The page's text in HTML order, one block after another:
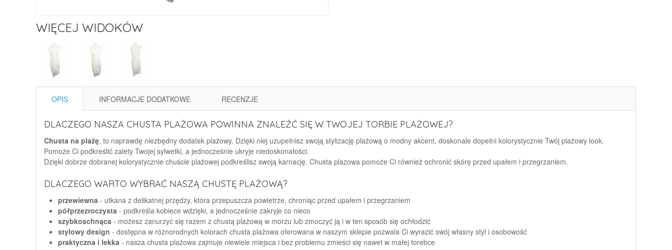
WIĘCEJ WIDOKÓW
OPIS INFORMACJE DODATKOWE RECENZJE
DLACZEGO NASZA CHUSTA PLAŻOWA POWINNA ZNALEŹĆ SIĘ W TWOJEJ TORBIE PLAŻOWEJ?
Chusta na plażę, to naprawdę niezbędny dodatek plażowy. Dzięki niej uzupełnisz swoją stylizację plażową o modny akcent, doskonale dopełni kolorystycznie Twój plażowy look.
Pomoże Ci podkreślić zalety Twojej sylwetki, a jednocześnie ukryje niedoskonałości.
Dzięki dobrze dobranej kolorystycznie chuście plażowej podkreślisz swoją karnację. Chusta plazowa pomoże Ci również ochronić skórę przed upałem i przegrzaniem.
DLACZEGO WARTO WYBRAĆ NASZĄ CHUSTĘ PLAŻOWĄ?
przewiewna - utkana z delikatnej przędzy, która przepuszcza powietrze, chroniąc przed upałem i przegrzaniem
półprzezroczysta - podkreśla kobiece wdzięki, a jednocześnie zakryje co nieco
szybkoschnąca - możesz zanurzyć się razem z chustą plażową w morzu lub zmoczyć ją i w ten sposób się ochłodzić
stylowy design - dostępna w różnorodnych kolorach chusta plażowa oferowana w naszym sklepie pozwala Ci wyrazić swój własny styl i osobowość
praktyczna i lekka - nasza chusta plażowa zajmuje niewiele miejsca i bez problemu zmieści się nawet w małej torebce